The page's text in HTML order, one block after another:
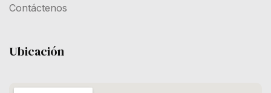
Contáctenos
Ubicación